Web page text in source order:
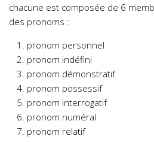
chacune est composée de 6
des pronoms :
pronom personnel
pronom indéfini
pronom démonstratif
pronom possessif
pronom interrogatif
pronom numéral
pronom relatif